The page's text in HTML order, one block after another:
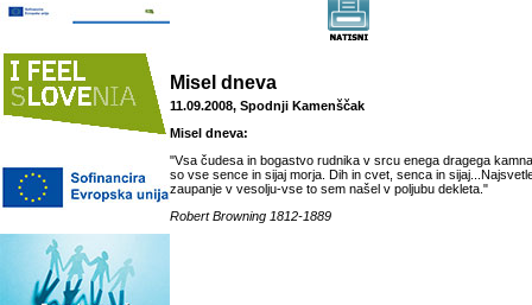
Misel dneva
11.09.2008, Spodnji Kamenščak
Misel dneva:
"Vsa čudesa in bogastvo rudnika v srcu enega dragega
so vse sence in sijaj morja. Dih in cvet, senca in
zaupanje v vesolju-vse to sem našel v poljubu dekleta."
Robert Browning 1812-1889